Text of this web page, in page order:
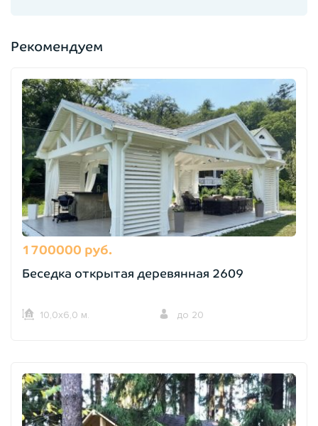
Рекомендуем
1700000 руб.
Беседка открытая деревянная 2609
10,0х6,0 м. до 20